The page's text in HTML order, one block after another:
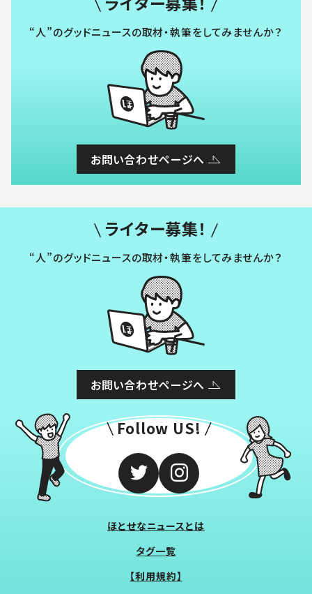
“人”のグッドニュースの取材・執筆をしてみませんか？
お問い合わせページへ
ライター募集！
“人”のグッドニュースの取材・執筆をしてみませんか？
お問い合わせページへ
Follow US!
ほとせなニュースとは
タグ一覧
【利用規約】